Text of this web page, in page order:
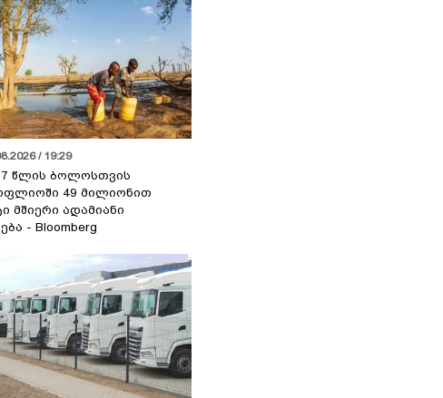
/ 19:29
წლის ბოლოსთვის
49 მილიონით
მშიერი ადამიანი
- Bloomberg